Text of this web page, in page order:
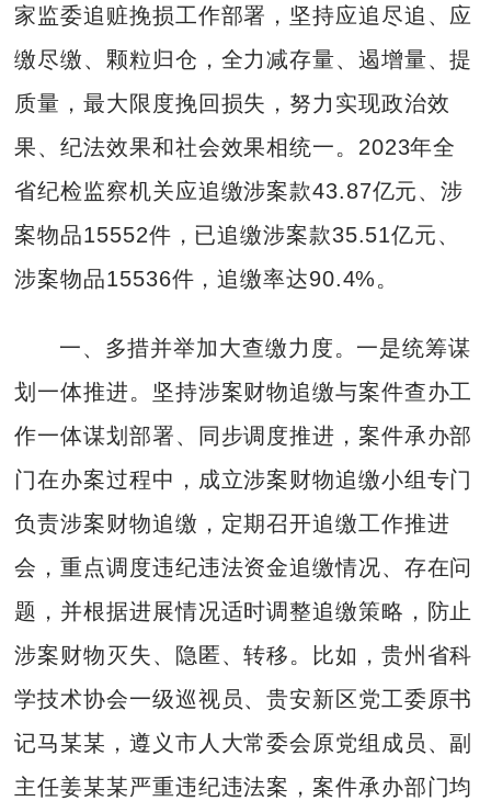
家监委追赃挽损工作部署，坚持应追尽追、应
缴尽缴、颗粒归仓，全力减存量、遏增量、提
质量，最大限度挽回损失，努力实现政治效
果、纪法效果和社会效果相统一。2023年全
省纪检监察机关应追缴涉案款43.87亿元、涉
案物品15552件，已追缴涉案款35.51亿元、
涉案物品15536件，追缴率达90.4%。
一、多措并举加大查缴力度。一是统筹谋
划一体推进。坚持涉案财物追缴与案件查办工
作一体谋划部署、同步调度推进，案件承办部
门在办案过程中，成立涉案财物追缴小组专门
负责涉案财物追缴，定期召开追缴工作推进
会，重点调度违纪违法资金追缴情况、存在问
题，并根据进展情况适时调整追缴策略，防止
涉案财物灭失、隐匿、转移。比如，贵州省科
学技术协会一级巡视员、贵安新区党工委原书
记马某某，遵义市人大常委会原党组成员、副
主任姜某某严重违纪违法案，案件承办部门均